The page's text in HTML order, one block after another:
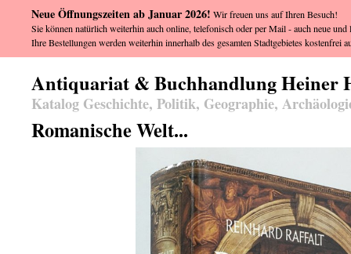
Antiquariat & Buchhandlung Heiner
Katalog Geschichte, Politik, Geographie,
Romanische Welt...
Neue Öffnungszeiten ab Januar 2026! Wir freuen uns auf Ihren Besuch!
Sie können natürlich weiterhin auch online, telefonisch oder per Mail - auch neue
Ihre Bestellungen werden weiterhin innerhalb des gesamten Stadtgebietes kostenfrei